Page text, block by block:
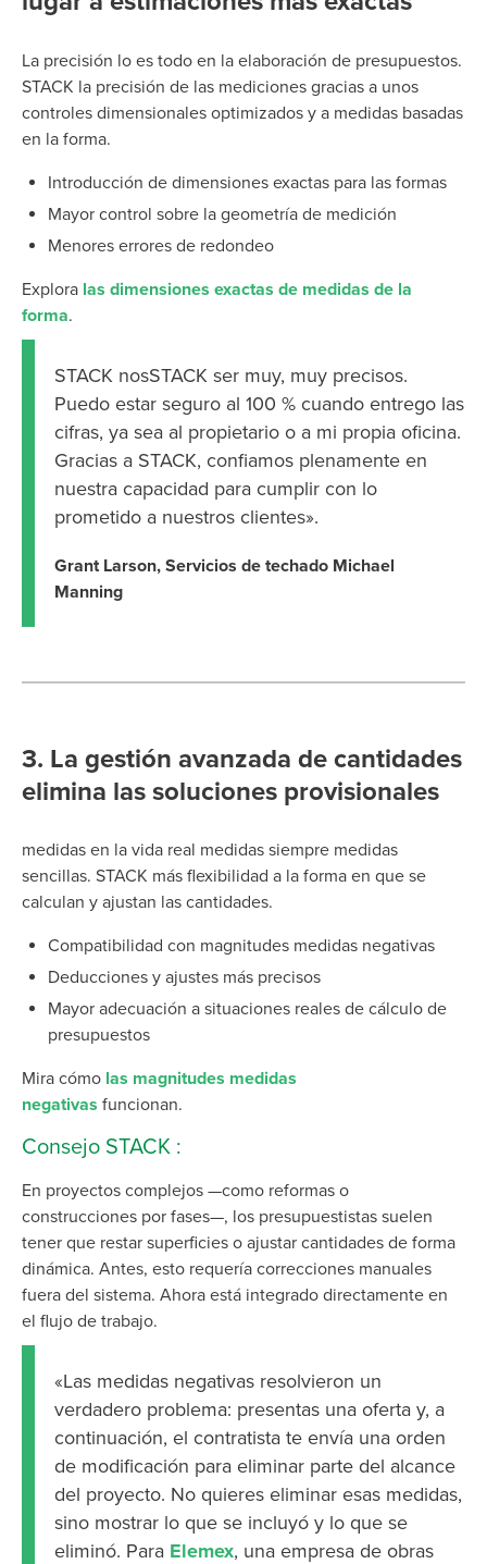
La precisión lo es todo en la elaboración de presupuestos.
STACK la precisión de las mediciones gracias a unos
controles dimensionales optimizados y a medidas basadas
en la forma.
Introducción de dimensiones exactas para las formas
Mayor control sobre la geometría de medición
Menores errores de redondeo
Explora las dimensiones exactas de medidas de la
forma.
STACK nosSTACK ser muy, muy precisos.
Puedo estar seguro al 100 % cuando entrego las
cifras, ya sea al propietario o a mi propia oficina.
Gracias a STACK, confiamos plenamente en
nuestra capacidad para cumplir con lo
prometido a nuestros clientes».
Grant Larson, Servicios de techado Michael
Manning
3. La gestión avanzada de cantidades
elimina las soluciones provisionales
medidas en la vida real medidas siempre medidas
sencillas. STACK más flexibilidad a la forma en que se
calculan y ajustan las cantidades.
Compatibilidad con magnitudes medidas negativas
Deducciones y ajustes más precisos
Mayor adecuación a situaciones reales de cálculo de
presupuestos
Mira cómo las magnitudes medidas
negativas funcionan.
Consejo STACK :
En proyectos complejos —como reformas o
construcciones por fases—, los presupuestistas suelen
tener que restar superficies o ajustar cantidades de forma
dinámica. Antes, esto requería correcciones manuales
fuera del sistema. Ahora está integrado directamente en
el flujo de trabajo.
«Las medidas negativas resolvieron un
verdadero problema: presentas una oferta y, a
continuación, el contratista te envía una orden
de modificación para eliminar parte del alcance
del proyecto. No quieres eliminar esas medidas,
sino mostrar lo que se incluyó y lo que se
eliminó. Para Elemex, una empresa de obras